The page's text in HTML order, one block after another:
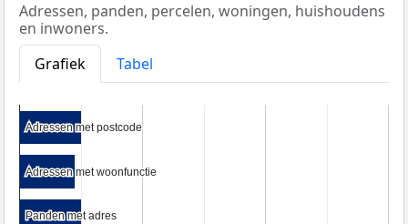
Adressen, panden, percelen, woningen, huishoudens
en inwoners.
Grafiek
Tabel
Adressen met postcode
Adressen met postcode
Adressen met woonfunctie
Adressen met woonfunctie
Panden met adres
Panden met adres